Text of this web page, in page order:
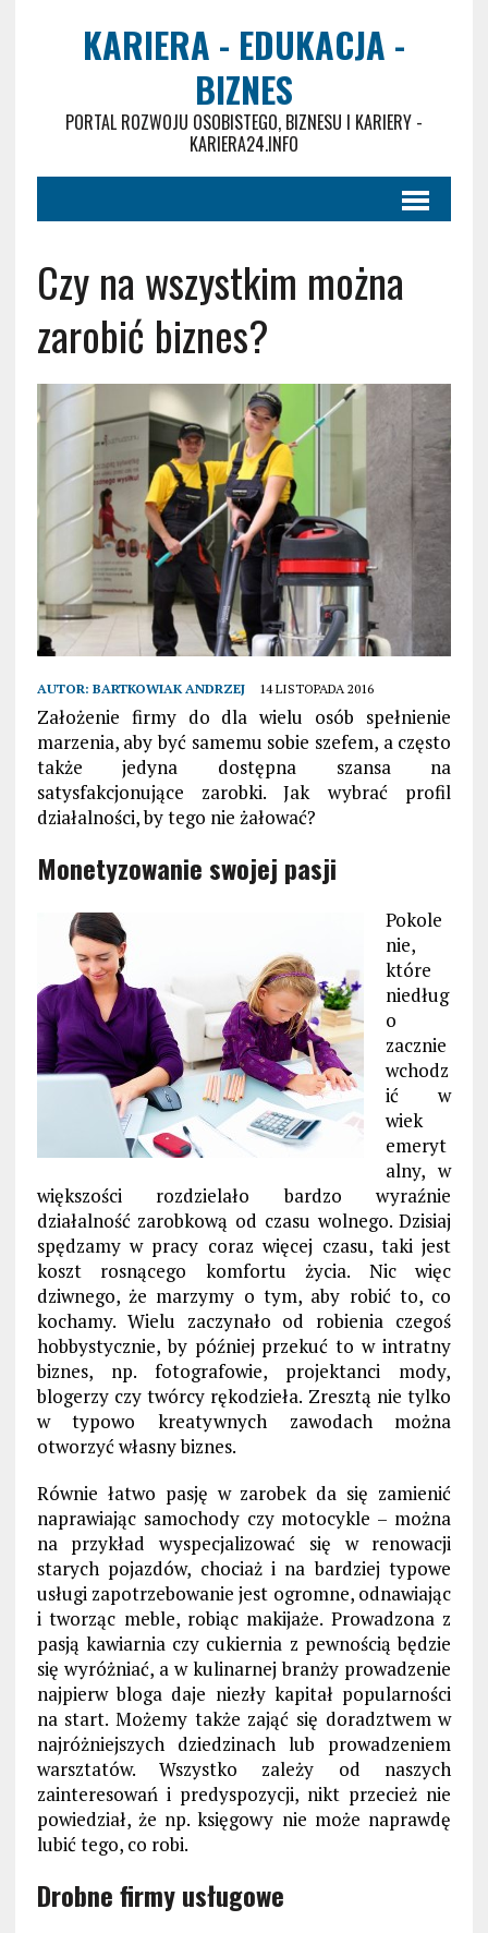
KARIERA - EDUKACJA -
BIZNES
PORTAL ROZWOJU OSOBISTEGO, BIZNESU I KARIERY -
KARIERA24.INFO
Czy na wszystkim można
zarobić biznes?
AUTOR: BARTKOWIAK ANDRZEJ 14 LISTOPADA 2016
Założenie firmy do dla wielu osób spełnienie
marzenia, aby być samemu sobie szefem, a często
także jedyna dostępna szansa na
satysfakcjonujące zarobki. Jak wybrać profil
działalności, by tego nie żałować?
Monetyzowanie swojej pasji
Pokole
nie,
które
niedług
o
zacznie
wchodz
ić w
wiek
emeryt
alny, w
większości rozdzielało bardzo wyraźnie
działalność zarobkową od czasu wolnego. Dzisiaj
spędzamy w pracy coraz więcej czasu, taki jest
koszt rosnącego komfortu życia. Nic więc
dziwnego, że marzymy o tym, aby robić to, co
kochamy. Wielu zaczynało od robienia czegoś
hobbystycznie, by później przekuć to w intratny
biznes, np. fotografowie, projektanci mody,
blogerzy czy twórcy rękodzieła. Zresztą nie tylko
w typowo kreatywnych zawodach można
otworzyć własny biznes.
Równie łatwo pasję w zarobek da się zamienić
naprawiając samochody czy motocykle – można
na przykład wyspecjalizować się w renowacji
starych pojazdów, chociaż i na bardziej typowe
usługi zapotrzebowanie jest ogromne, odnawiając
i tworząc meble, robiąc makijaże. Prowadzona z
pasją kawiarnia czy cukiernia z pewnością będzie
się wyróżniać, a w kulinarnej branży prowadzenie
najpierw bloga daje niezły kapitał popularności
na start. Możemy także zająć się doradztwem w
najróżniejszych dziedzinach lub prowadzeniem
warsztatów. Wszystko zależy od naszych
zainteresowań i predyspozycji, nikt przecież nie
powiedział, że np. księgowy nie może naprawdę
lubić tego, co robi.
Drobne firmy usługowe